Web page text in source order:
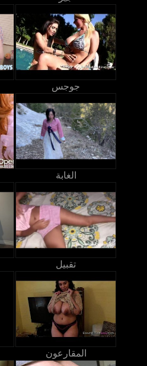
جوجس
الغابة
تقبيل
المقارعون